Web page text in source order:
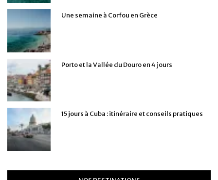
Une semaine à Corfou en Grèce
Porto et la Vallée du Douro en 4 jours
15 jours à Cuba : itinéraire et conseils pratiques